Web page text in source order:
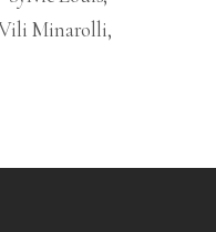
Minarolli